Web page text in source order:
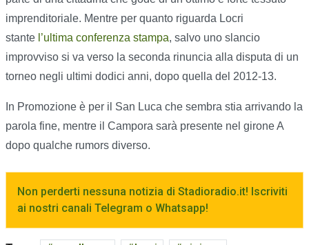
imprenditoriale. Mentre per quanto riguarda Locri
stante l’ultima conferenza stampa, salvo uno slancio
improvviso si va verso la seconda rinuncia alla disputa di un
torneo negli ultimi dodici anni, dopo quella del 2012-13.
In Promozione è per il San Luca che sembra stia arrivando la
parola fine, mentre il Campora sarà presente nel girone A
dopo qualche rumors diverso.
Non perderti nessuna notizia di Stadioradio.it! Iscriviti
ai nostri canali Telegram o Whatsapp!